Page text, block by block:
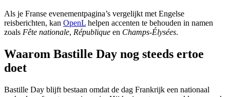
Als je Franse evenementpagina’s vergelijkt met Engelse
reisberichten, kan OpenL helpen accenten te behouden in namen
zoals Fête nationale, République en Champs-Élysées.
Waarom Bastille Day nog steeds ertoe
doet
Bastille Day blijft bestaan omdat de dag Frankrijk een nationaal